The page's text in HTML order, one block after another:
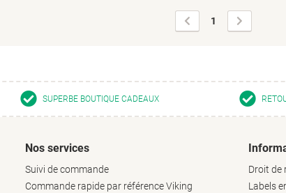
Page
précédente
1
suivante
SUPERBE BOUTIQUE CADEAUX
Nos services
Suivi de commande
Commande rapide par référence Viking
Droit de
Labels